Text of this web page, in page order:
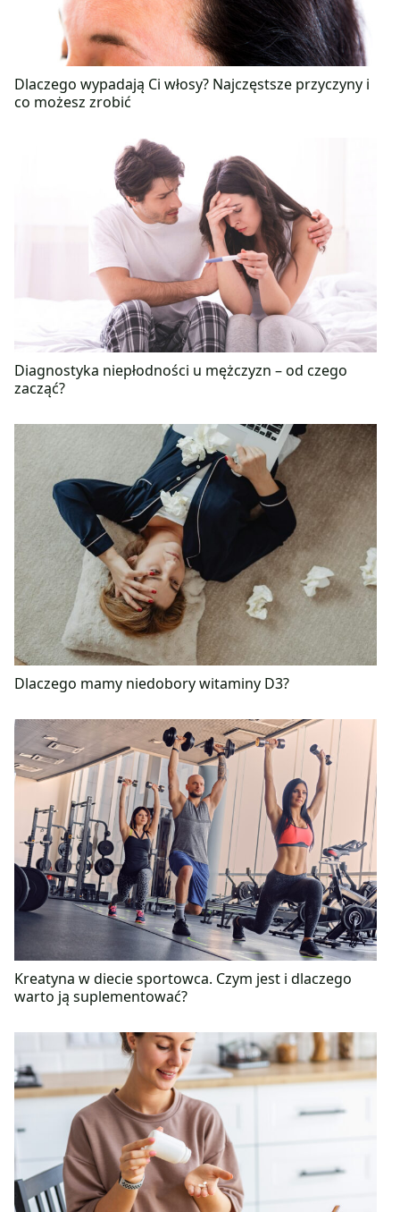
Dlaczego wypadają Ci włosy? Najczęstsze przyczyny i
co możesz zrobić
Diagnostyka niepłodności u mężczyzn – od czego
zacząć?
Dlaczego mamy niedobory witaminy D3?
Kreatyna w diecie sportowca. Czym jest i dlaczego
warto ją suplementować?